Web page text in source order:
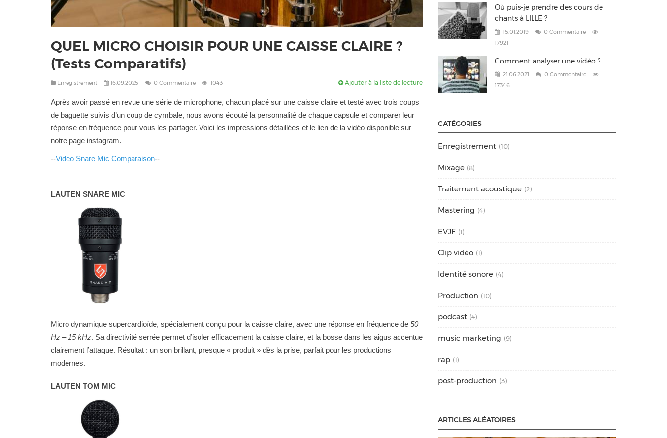
QUEL MICRO CHOISIR POUR UNE CAISSE CLAIRE ?
(Tests Comparatifs)
Enregistrement 16.09.2025 0 Commentaire 1043 Ajouter à la liste de lecture
Après avoir passé en revue une série de microphone, chacun placé sur une caisse claire et testé avec trois coups
de baguette suivis d’un coup de cymbale, nous avons écouté la personnalité de chaque capsule et comparer leur
réponse en fréquence pour vous les partager. Voici les impressions détaillées et le lien de la vidéo disponible sur
notre page instagram.
--Video Snare Mic Comparaison--
LAUTEN SNARE MIC
Micro dynamique supercardioïde, spécialement conçu pour la caisse claire, avec une réponse en fréquence de 50
Hz – 15 kHz. Sa directivité serrée permet d’isoler efficacement la caisse claire, et la bosse dans les aigus accentue
clairement l’attaque. Résultat : un son brillant, presque « produit » dès la prise, parfait pour les productions
modernes.
LAUTEN TOM MIC
Où puis-je prendre des cours de
chants à LILLE ?
15.01.2019
0 Commentaire
17921
Comment analyser une vidéo ?
21.06.2021
0 Commentaire
17346
CATÉGORIES
Enregistrement (10)
Mixage (8)
Traitement acoustique (2)
Mastering (4)
EVJF (1)
Clip vidéo (1)
Identité sonore (4)
Production (10)
podcast (4)
music marketing (9)
rap (1)
post-production (3)
ARTICLES ALÉATOIRES